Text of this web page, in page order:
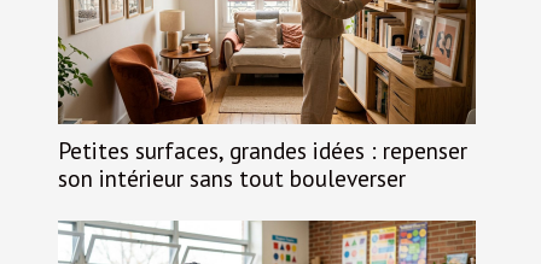
Petites surfaces, grandes idées : repenser
son intérieur sans tout bouleverser